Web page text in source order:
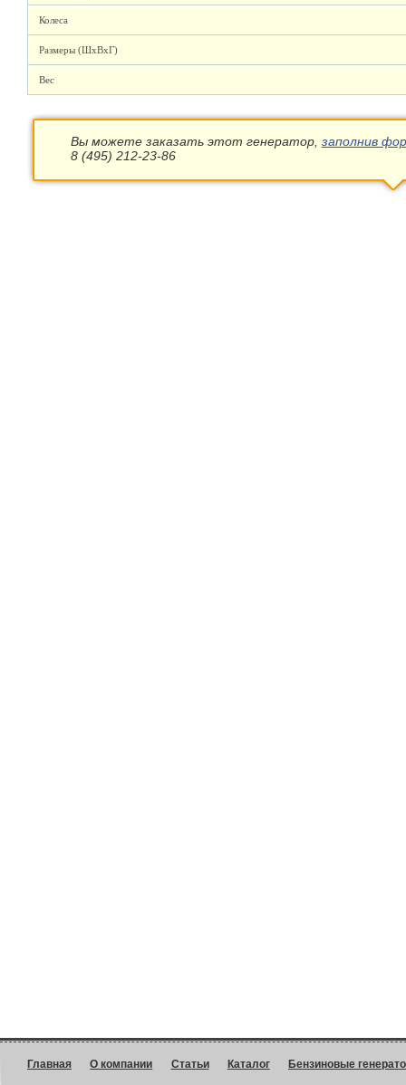
Колеса
Размеры (ШхВхГ)
Вес
Вы можете заказать этот генератор, заполнив
8 (495) 212-23-86
Главная О компании Статьи Каталог Бензиновые